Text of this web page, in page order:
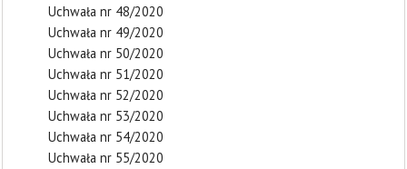
Uchwała nr 48/2020
Uchwała nr 49/2020
Uchwała nr 50/2020
Uchwała nr 51/2020
Uchwała nr 52/2020
Uchwała nr 53/2020
Uchwała nr 54/2020
Uchwała nr 55/2020